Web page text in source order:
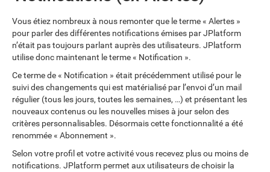
Vous étiez nombreux à nous remonter que le terme « Alertes »
pour parler des différentes notifications émises par JPlatform
n’était pas toujours parlant auprès des utilisateurs. JPlatform
utilise donc maintenant le terme « Notification ».
Ce terme de « Notification » était précédemment utilisé pour le
suivi des changements qui est matérialisé par l’envoi d’un mail
régulier (tous les jours, toutes les semaines, …) et présentant les
nouveaux contenus ou les nouvelles mises à jour selon des
critères personnalisables. Désormais cette fonctionnalité a été
renommée « Abonnement ».
Selon votre profil et votre activité vous recevez plus ou moins de
notifications. JPlatform permet aux utilisateurs de choisir la